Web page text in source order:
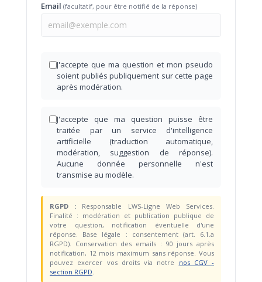
Email (facultatif, pour être notifié de la réponse)
J'accepte que ma question et mon pseudo
soient publiés publiquement sur cette page
après modération.
J'accepte que ma question puisse être
traitée par un service d'intelligence
artificielle (traduction automatique,
modération, suggestion de réponse).
Aucune donnée personnelle n'est
transmise au modèle.
RGPD : Responsable LWS-Ligne Web Services.
Finalité : modération et publication publique de
votre question, notification éventuelle d'une
réponse. Base légale : consentement (art. 6.1.a
RGPD). Conservation des emails : 90 jours après
notification, 12 mois maximum sans réponse. Vous
pouvez exercer vos droits via notre nos CGV -
section RGPD.